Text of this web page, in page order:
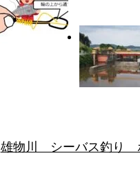
雄物川 シーバス釣り